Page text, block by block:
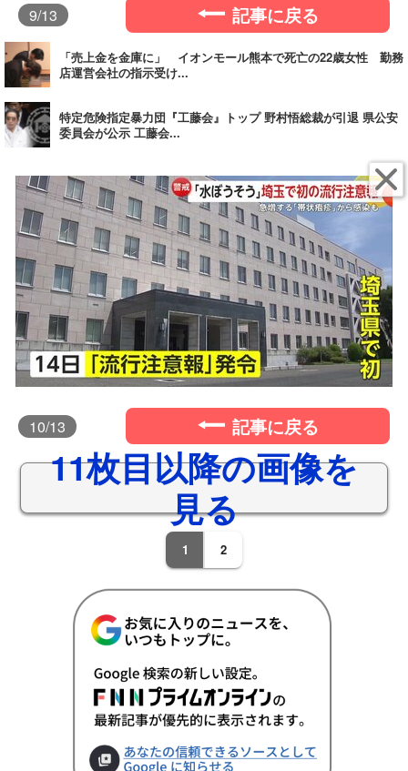
9/13 記事に戻る
「売上金を金庫に」 イオンモール熊本で死亡の22歳女性 勤務
店運営会社の指示受け...
特定危険指定暴力団『工藤会』トップ 野村悟総裁が引退 県公安
委員会が公示 工藤会...
10/13 記事に戻る
11枚目以降の画像を
見る
1 2